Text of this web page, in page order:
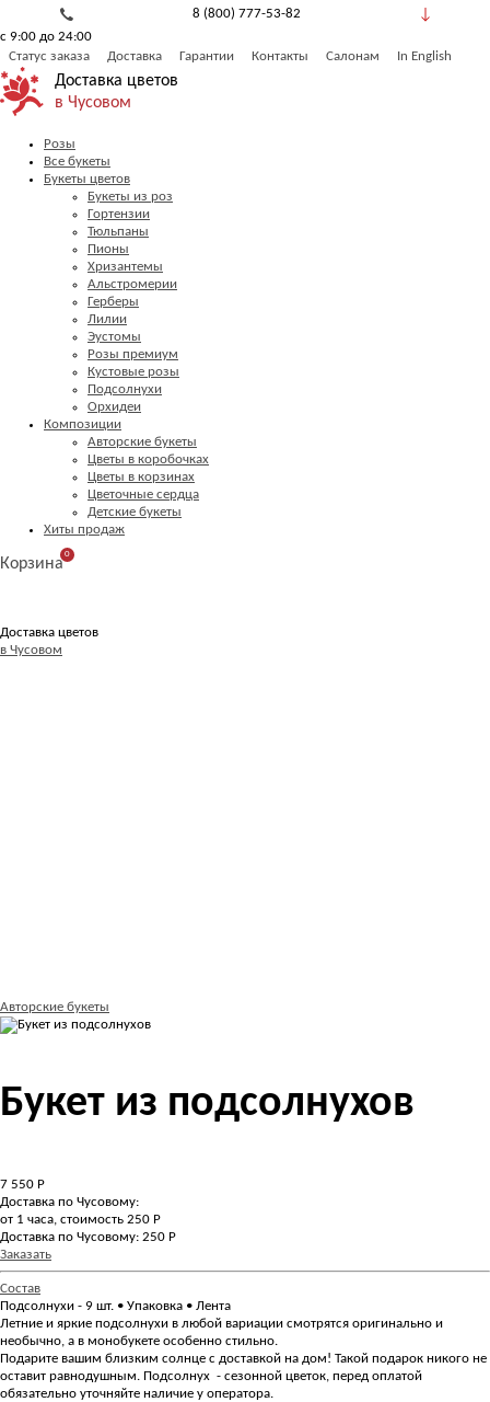
8 (800) 777-53-82
с 9:00 до 24:00
Статус заказа
Доставка Гарантии Контакты Салонам In English
Доставка цветов
в Чусовом
Розы
Все букеты
Букеты цветов
Букеты из роз
Гортензии
Тюльпаны
Пионы
Хризантемы
Альстромерии
Герберы
Лилии
Эустомы
Розы премиум
Кустовые розы
Подсолнухи
Орхидеи
Композиции
Авторские букеты
Цветы в коробочках
Цветы в корзинах
Цветочные сердца
Детские букеты
Хиты продаж
Корзина
0
Доставка цветов
в Чусовом
Авторские букеты
Букет из подсолнухов
7 550 Р
Доставка по Чусовому:
от 1 часа, стоимость 250 Р
Доставка по Чусовому: 250 Р
Заказать
Состав
Подсолнухи - 9 шт. • Упаковка • Лента
Летние и яркие подсолнухи в любой вариации смотрятся оригинально и
необычно, а в монобукете особенно стильно.
Подарите вашим близким солнце с доставкой на дом! Такой подарок никого не
оставит равнодушным. Подсолнух - сезонной цветок, перед оплатой
обязательно уточняйте наличие у оператора.